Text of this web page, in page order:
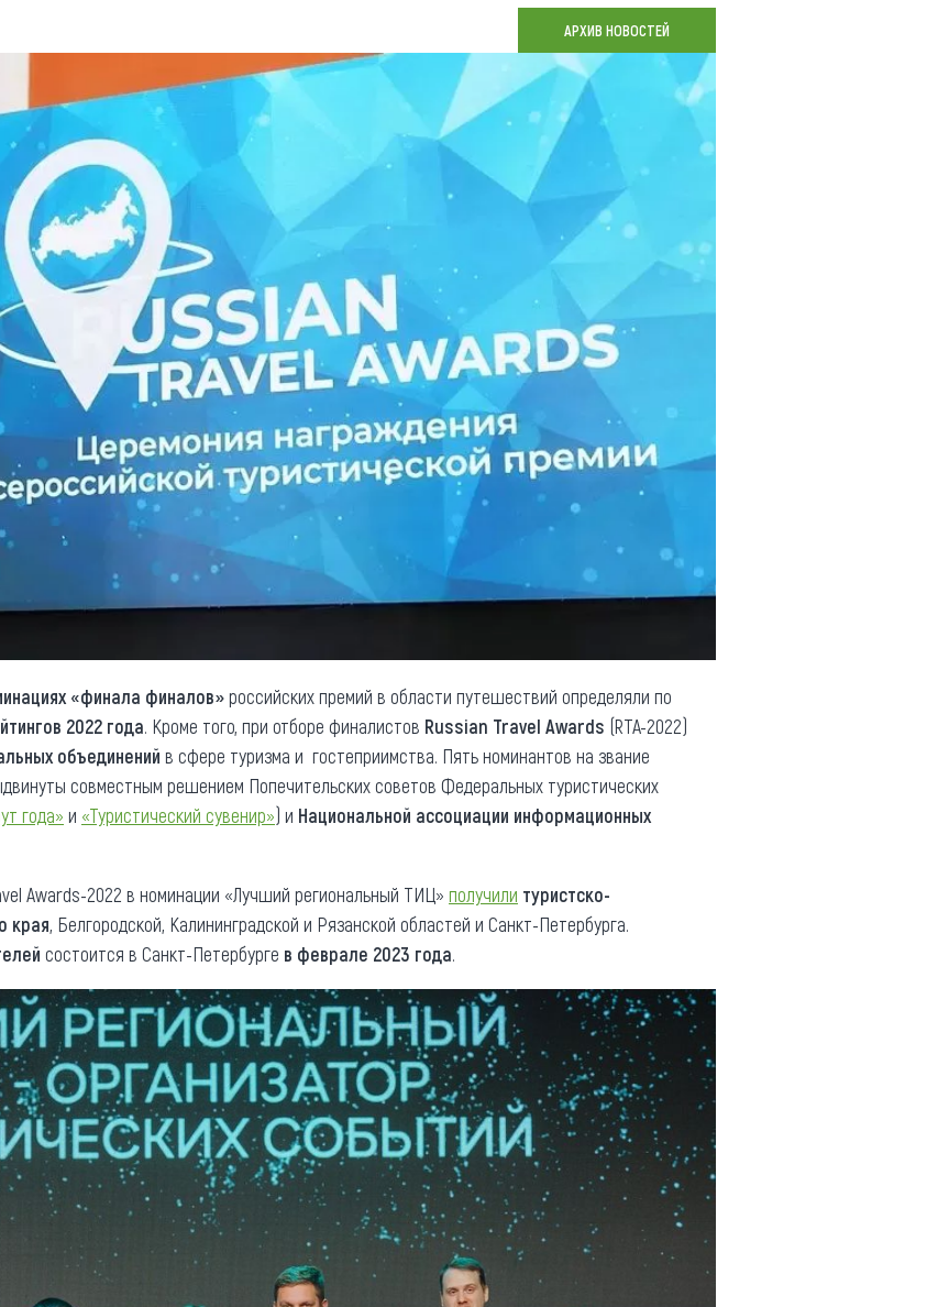
(сувениры)
Общая информация
Как добраться
Люди, прославившие Алтай
Карты и буклеты
Коллекция впечатлений
Блог путешественника
Видеогалерея
Фотогалерея
АРХИВ НОВОСТЕЙ
«финала финалов»российских премий в области путешествий определяли по
2022 года. Кроме того, при отборе финалистов Russian Travel Awards (RTA-2022)
объединений в сфере туризма и гостеприимства. Пять номинантов на звание
совместным решением Попечительских советов Федеральных туристических
года» и «Туристический сувенир») и Национальной ассоциации информационных
Awards-2022 в номинации «Лучший региональный ТИЦ» получили туристско-
края, Белгородской, Калининградской и Рязанской областей и Санкт-Петербурга.
состоится в Санкт-Петербурге в феврале 2023 года.